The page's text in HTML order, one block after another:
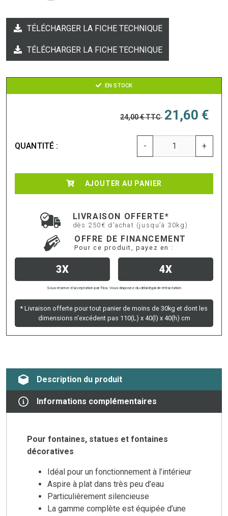
TÉLÉCHARGER LA FICHE TECHNIQUE
TÉLÉCHARGER LA FICHE TECHNIQUE
EN STOCK
24,00 €TTC 21,60 €
QUANTITÉ : - +
AJOUTER AU PANIER
LIVRAISON OFFERTE*
dès 250€ d'achat (jusqu’à 30kg)
OFFRE DE FINANCEMENT
Pour ce produit, payez en :
3X 4X
Sous réserve d’acceptation par Floa. Vous disposez du délai légal de rétractation
* Livraison offerte pour tout panier de moins de 30kg et dont les
dimensions n'excédent pas 110(L) x 40(l) x 40(h) cm
Description du produit
Informations complémentaires
Pour fontaines, statues et fontaines
décoratives
Idéal pour un fonctionnement à l’intérieur
Aspire à plat dans très peu d’eau
Particulièrement silencieuse
La gamme complète est équipée d’une